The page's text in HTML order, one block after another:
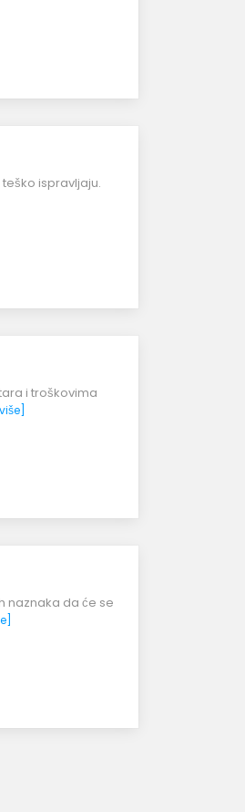
ispravljaju.
i troškovima
[više]
naznaka da će se